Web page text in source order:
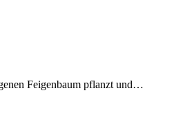
Feigenbaum pflanzt und…